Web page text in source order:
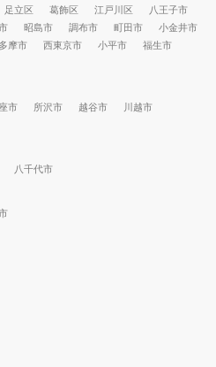
足立区 葛飾区 江戸川区
八王子市
昭島市 調布市 町田市
小金井市
多摩市 西東京市 小平市
福生市
市 所沢市 越谷市
川越市
八千代市